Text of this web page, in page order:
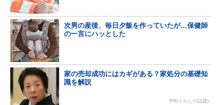
次男の産後、毎日夕飯を作っていたが…保健師
の一言にハッとした
家の売却成功にはカギがある？家処分の基礎知
識を解説
PR(くらしの話題)